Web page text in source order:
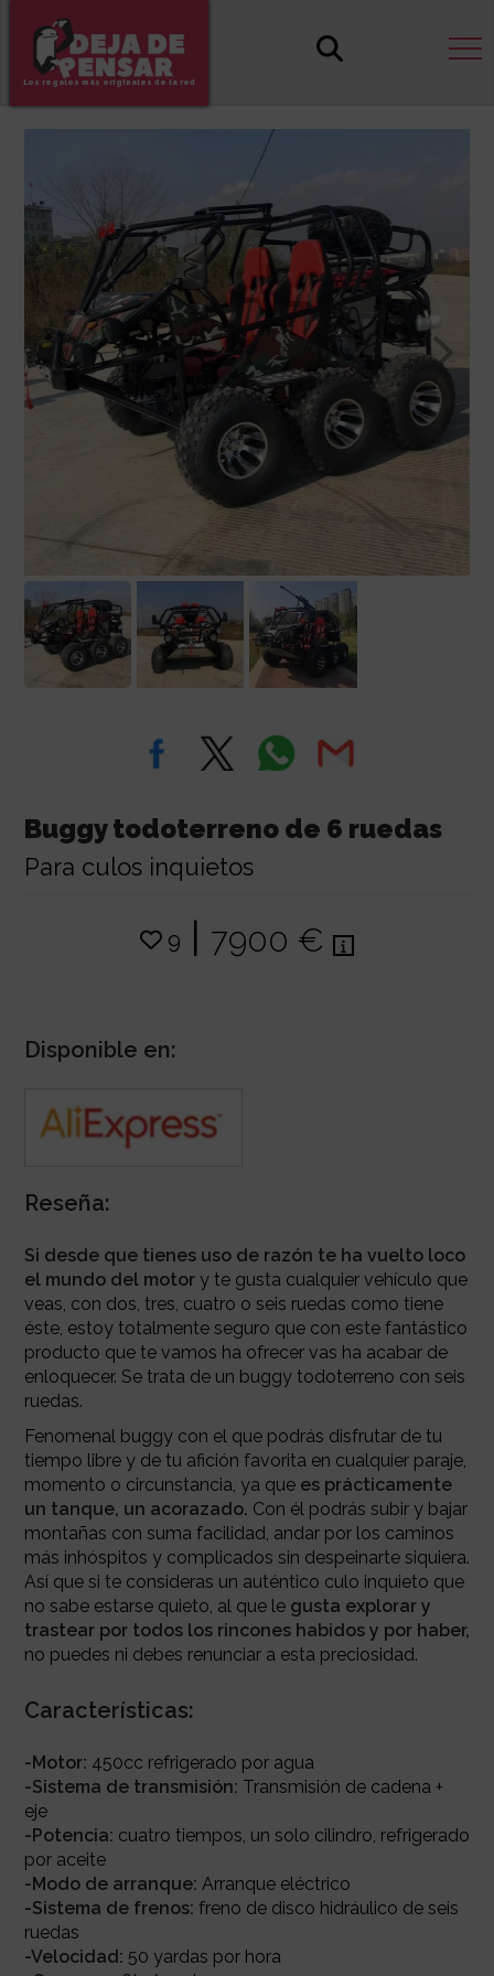
Los regalos más originales de la red
Buggy todoterreno de 6 ruedas
Para culos inquietos
9 | 7900 €
Disponible en:
Reseña:
Si desde que tienes uso de razón te ha vuelto loco
el mundo del motory te gusta cualquier vehículo que
veas, con dos, tres, cuatro o seis ruedas como tiene
éste, estoy totalmente seguro que con este fantástico
producto que te vamos ha ofrecer vas ha acabar de
enloquecer. Se trata de un buggy todoterreno con seis
ruedas.
Fenomenal buggy con el que podrás disfrutar de tu
tiempo libre y de tu afición favorita en cualquier paraje,
momento o circunstancia, ya que es prácticamente
un tanque, un acorazado. Con él podrás subir y bajar
montañas con suma facilidad, andar por los caminos
más inhóspitos y complicados sin despeinarte siquiera.
Así que si te consideras un auténtico culo inquieto que
no sabe estarse quieto, al que legusta explorar y
trastear por todos los rincones habidos y por haber,
no puedes ni debes renunciar a esta preciosidad.
Características:
-Motor: 450cc refrigerado por agua
-Sistema de transmisión: Transmisión de cadena +
eje
-Potencia: cuatro tiempos, un solo cilindro, refrigerado
por aceite
-Modo de arranque: Arranque eléctrico
-Sistema de frenos: freno de disco hidráulico de seis
ruedas
-Velocidad: 50 yardas por hora